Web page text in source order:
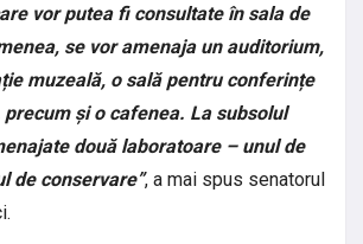
vor putea fi consultate în sala de
se vor amenaja un auditorium,
muzeală, o sală pentru conferințe
și o cafenea. La subsolul
două laboratoare – unul de
de conservare”, a mai spus senatorul